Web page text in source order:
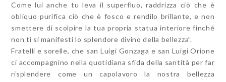
Come lui anche tu leva il superfluo, raddrizza ciò che è
obliquo purifica ciò che è fosco e rendilo brillante, e non
smettere di scolpire la tua propria statua interiore finché
non ti si manifesti lo splendore divino della bellezza”.
Fratelli e sorelle, che san Luigi Gonzaga e san Luigi Orione
ci accompagnino nella quotidiana sfida della santità per far
risplendere come un capolavoro la nostra bellezza